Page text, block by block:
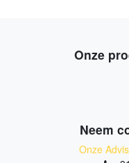
Onze
Neem
Onze